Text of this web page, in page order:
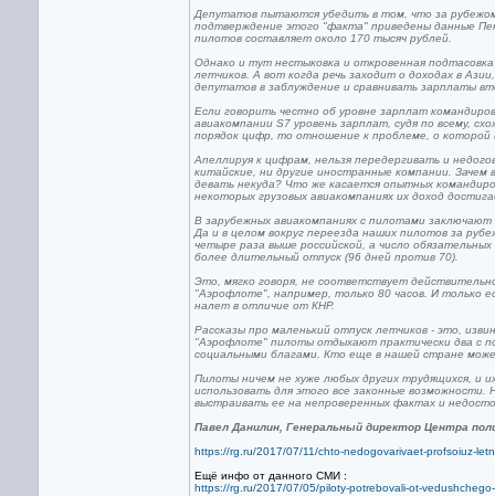
Депутатов пытаются убедить в том, что за
подтверждение этого "факта" приведены данные
пилотов составляет около 170 тысяч рублей.
Однако и тут нестыковка и откровенная
летчиков. А вот когда речь заходит о доходах в
депутатов в заблуждение и сравнивать зарплаты
Если говорить честно об уровне зарплат
авиакомпании S7 уровень зарплат, судя по всему,
порядок цифр, то отношение к проблеме, о которой
Апеллируя к цифрам, нельзя передергивать и
китайские, ни другие иностранные компании. Зачем
девать некуда? Что же касается опытных
некоторых грузовых авиакомпаниях их доход
В зарубежных авиакомпаниях с пилотами заключают
Да и в целом вокруг переезда наших пилотов за
четыре раза выше российской, а число
более длительный отпуск (96 дней против 70).
Это, мягко говоря, не соответствует
"Аэрофлоте", например, только 80 часов. И только
налет в отличие от КНР.
Рассказы про маленький отпуск летчиков - это,
"Аэрофлоте" пилоты отдыхают практически два с
социальными благами. Кто еще в нашей стране
Пилоты ничем не хуже любых других трудящихся, и
использовать для этого все законные
выстраивать ее на непроверенных фактах и
Павел Данилин, Генеральный директор Центра
https://rg.ru/2017/07/11/chto-nedogovarivaet-profsoiuz-
Ещё инфо от данного СМИ :
https://rg.ru/2017/07/05/piloty-potrebovali-ot-